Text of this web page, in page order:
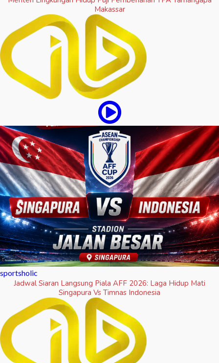
Makassar
sportsholic
Jadwal Siaran Langsung Piala AFF 2026: Laga Hidup Mati
Singapura Vs Timnas Indonesia